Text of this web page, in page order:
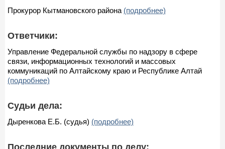
Прокурор Кытмановского района (подробнее)
Ответчики:
Управление Федеральной службы по надзору в сфере
связи, информационных технологий и массовых
коммуникаций по Алтайскому краю и Республике Алтай
(подробнее)
Судьи дела:
Дыренкова Е.Б. (судья) (подробнее)
Последние документы по делу: